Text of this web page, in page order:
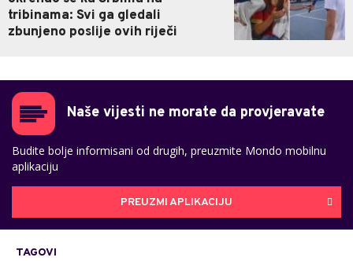
tribinama: Svi ga gledali
zbunjeno poslije ovih riječi
Naše vijesti ne morate da provjeravate
Budite bolje informisani od drugih, preuzmite Mondo mobilnu
aplikaciju
PREUZMI APLIKACIJU
TAGOVI